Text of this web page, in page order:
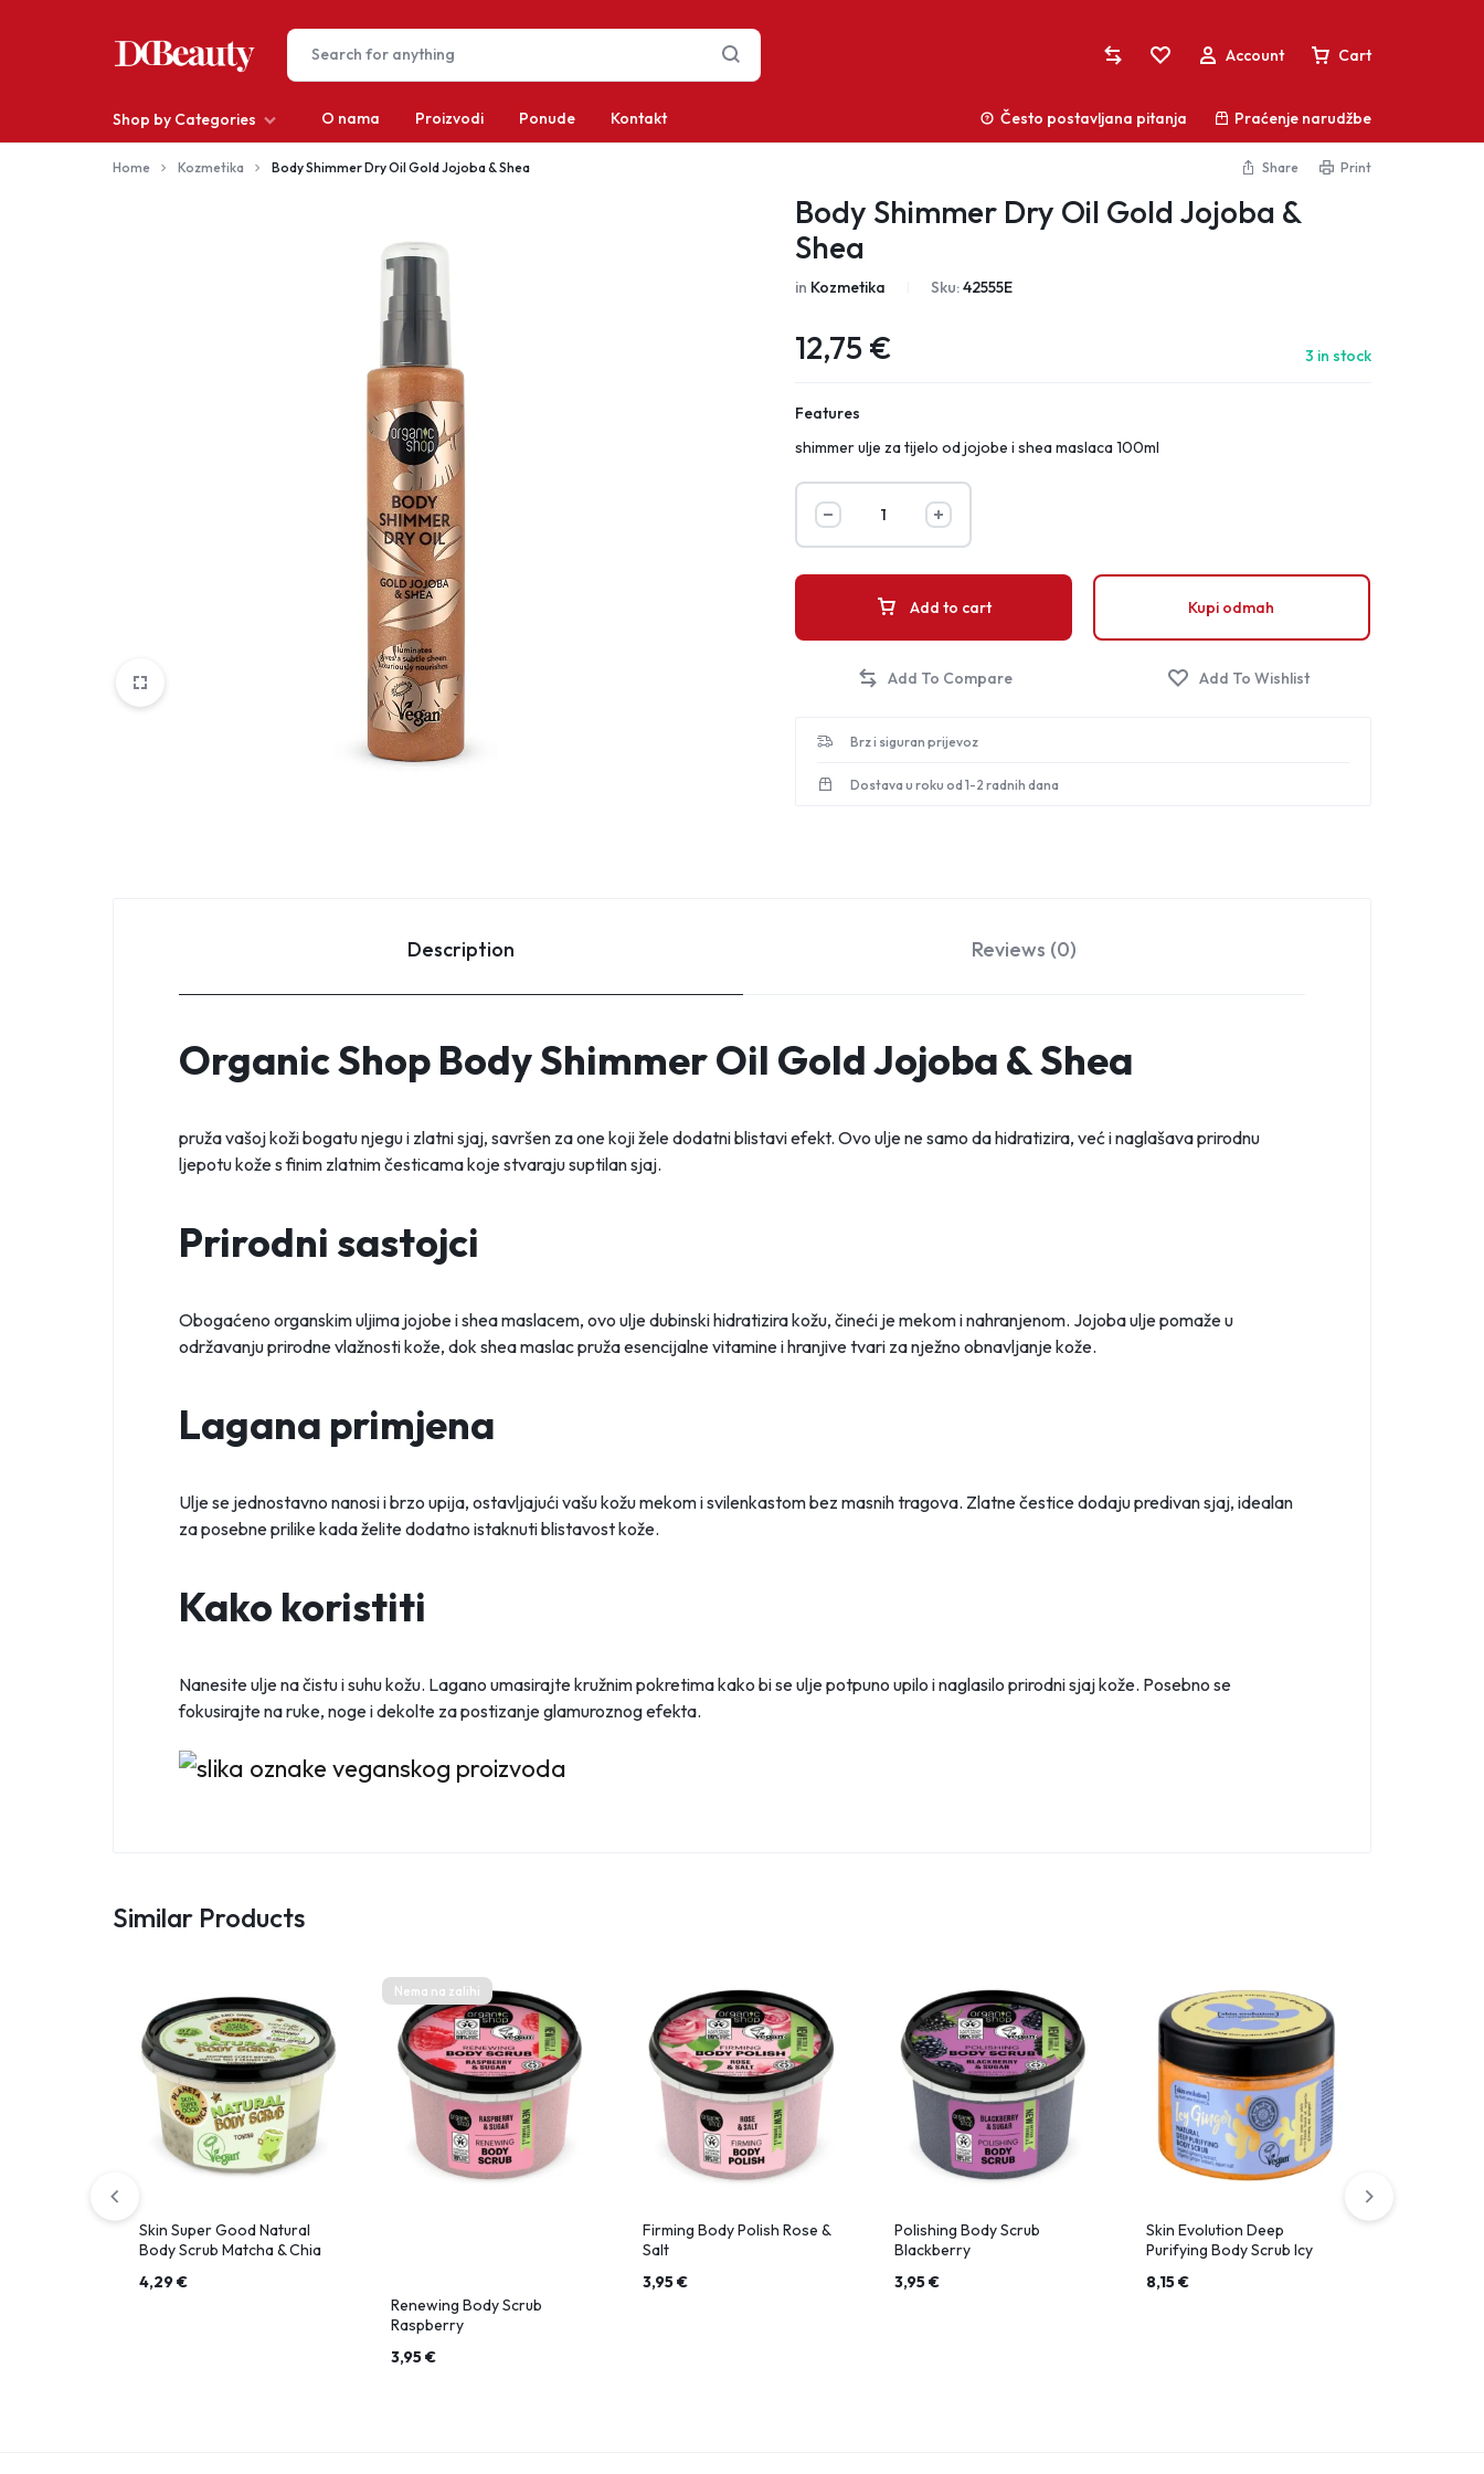
DCBEAUTY
Account
Sign In
Usporedite proizvode
Cart
Shop by Categories O nama Proizvodi Ponude Kontakt Često postavljana pitanja Praćenje narudžbe
Home Kozmetika Body Shimmer Dry Oil Gold Jojoba & Shea Share Print
Body Shimmer Dry Oil Gold Jojoba &
Shea
in Kozmetika Sku:42555E
12,75 € 3 in stock
Features
shimmer ulje za tijelo od jojobe i shea maslaca 100ml
Add to cart Kupi odmah
Brz i siguran prijevoz
Dostava u roku od 1-2 radnih dana
Description Reviews (0)
Organic Shop Body Shimmer Oil Gold Jojoba & Shea
pruža vašoj koži bogatu njegu i zlatni sjaj, savršen za one koji žele dodatni blistavi efekt. Ovo ulje ne samo da hidratizira, već i naglašava prirodnu
ljepotu kože s finim zlatnim česticama koje stvaraju suptilan sjaj.
Prirodni sastojci
Obogaćeno organskim uljima jojobe i shea maslacem, ovo ulje dubinski hidratizira kožu, čineći je mekom i nahranjenom. Jojoba ulje pomaže u
održavanju prirodne vlažnosti kože, dok shea maslac pruža esencijalne vitamine i hranjive tvari za nježno obnavljanje kože.
Lagana primjena
Ulje se jednostavno nanosi i brzo upija, ostavljajući vašu kožu mekom i svilenkastom bez masnih tragova. Zlatne čestice dodaju predivan sjaj, idealan
za posebne prilike kada želite dodatno istaknuti blistavost kože.
Kako koristiti
Nanesite ulje na čistu i suhu kožu. Lagano umasirajte kružnim pokretima kako bi se ulje potpuno upilo i naglasilo prirodni sjaj kože. Posebno se
fokusirajte na ruke, noge i dekolte za postizanje glamuroznog efekta.
Similar Products
Skin Super Good Natural
Body Scrub Matcha & Chia
4,29€
Nema na zalihi
Renewing Body Scrub
Raspberry
3,95€
Firming Body Polish Rose &
Salt
3,95€
Polishing Body Scrub
Blackberry
3,95€
Skin Evolution Deep
Purifying Body Scrub Icy
8,15€